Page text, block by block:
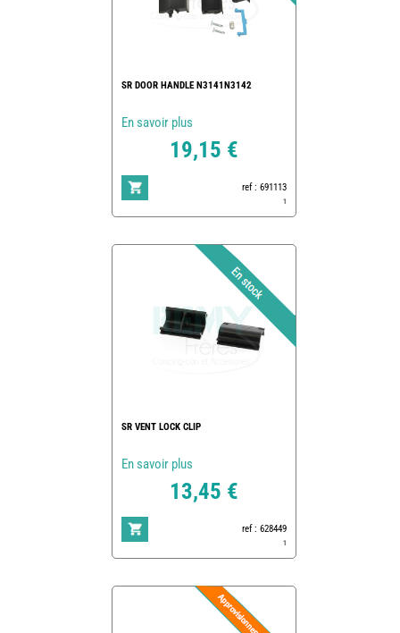
SR DOOR HANDLE N3141N3142
En savoir plus
19,15 €
ref : 691113
1
SR VENT LOCK CLIP
En savoir plus
13,45 €
ref : 628449
1